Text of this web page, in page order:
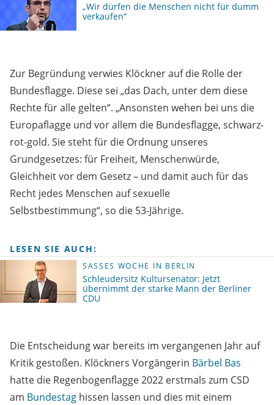
„Wir dürfen die Menschen nicht für dumm
verkaufen“
Zur Begründung verwies Klöckner auf die Rolle der
Bundesflagge. Diese sei „das Dach, unter dem diese
Rechte für alle gelten“. „Ansonsten wehen bei uns die
Europaflagge und vor allem die Bundesflagge, schwarz-
rot-gold. Sie steht für die Ordnung unseres
Grundgesetzes: für Freiheit, Menschenwürde,
Gleichheit vor dem Gesetz – und damit auch für das
Recht jedes Menschen auf sexuelle
Selbstbestimmung“, so die 53-Jährige.
LESEN SIE AUCH:
SASSES WOCHE IN BERLIN
Schleudersitz Kultursenator: Jetzt
übernimmt der starke Mann der Berliner
CDU
Die Entscheidung war bereits im vergangenen Jahr auf
Kritik gestoßen. Klöckners Vorgängerin Bärbel Bas
hatte die Regenbogenflagge 2022 erstmals zum CSD
am Bundestag hissen lassen und dies mit einem